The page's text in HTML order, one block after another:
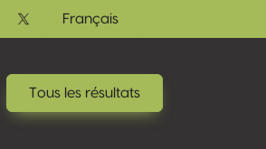
Twitter / X
Français
Tous les résultats